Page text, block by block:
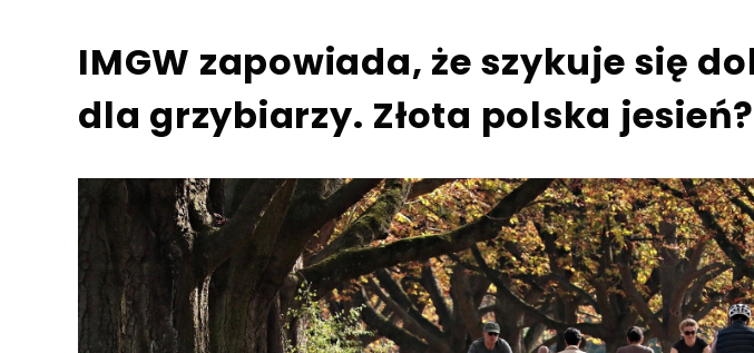
IMGW zapowiada, że szykuje się
dla grzybiarzy. Złota polska jesień?